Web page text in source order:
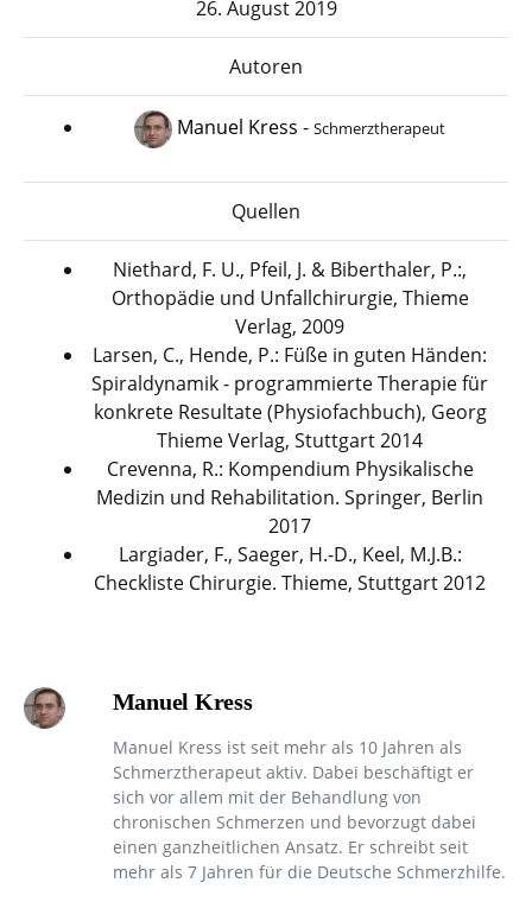
26. August 2019
Autoren
Manuel Kress - Schmerztherapeut
Quellen
Niethard, F. U., Pfeil, J. & Biberthaler, P.:,
Orthopädie und Unfallchirurgie, Thieme
Verlag, 2009
Larsen, C., Hende, P.: Füße in guten Händen:
Spiraldynamik - programmierte Therapie für
konkrete Resultate (Physiofachbuch), Georg
Thieme Verlag, Stuttgart 2014
Crevenna, R.: Kompendium Physikalische
Medizin und Rehabilitation. Springer, Berlin
2017
Largiader, F., Saeger, H.-D., Keel, M.J.B.:
Checkliste Chirurgie. Thieme, Stuttgart 2012
Manuel Kress
Manuel Kress ist seit mehr als 10 Jahren als
Schmerztherapeut aktiv. Dabei beschäftigt er
sich vor allem mit der Behandlung von
chronischen Schmerzen und bevorzugt dabei
einen ganzheitlichen Ansatz. Er schreibt seit
mehr als 7 Jahren für die Deutsche Schmerzhilfe.